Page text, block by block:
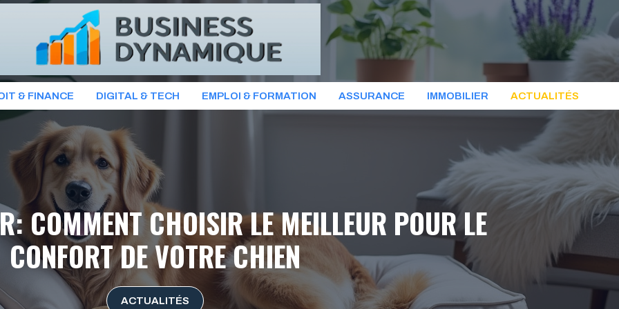
& FINANCE DIGITAL & TECH EMPLOI & FORMATION ASSURANCE IMMOBILIER ACTUALITÉS
COMMENT CHOISIR LE MEILLEUR POUR LE
CONFORT DE VOTRE CHIEN
ACTUALITÉS